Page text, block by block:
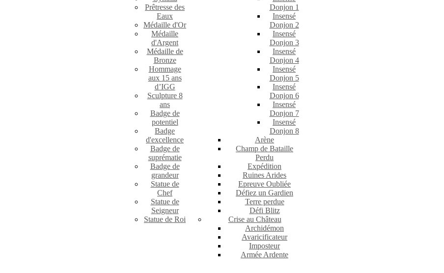
Prêtresse des
Eaux
Médaille d'Or
Médaille
d'Argent
Médaille de
Bronze
Hommage
aux 15 ans
d’IGG
Sculpture 8
ans
Badge de
potentiel
Badge
d'excellence
Badge de
suprématie
Badge de
grandeur
Statue de
Chef
Statue de
Seigneur
Statue de Roi
Donjon 1
Insensé
Donjon 2
Insensé
Donjon 3
Insensé
Donjon 4
Insensé
Donjon 5
Insensé
Donjon 6
Insensé
Donjon 7
Insensé
Donjon 8
Arène
Champ de Bataille
Perdu
Expédition
Ruines Arides
Epreuve Oubliée
Défiez un Gardien
Terre perdue
Défi Blitz
Crise au Château
Archidémon
Avaricificateur
Imposteur
Armée Ardente